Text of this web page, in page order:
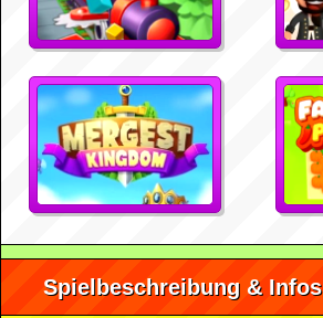
Spielbeschreibung & Infos